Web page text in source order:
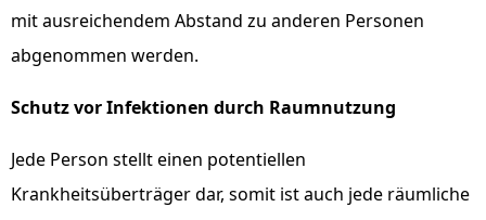
mit ausreichendem Abstand zu anderen Personen
abgenommen werden.
Schutz vor Infektionen durch Raumnutzung
Jede Person stellt einen potentiellen
Krankheitsüberträger dar, somit ist auch jede räumliche